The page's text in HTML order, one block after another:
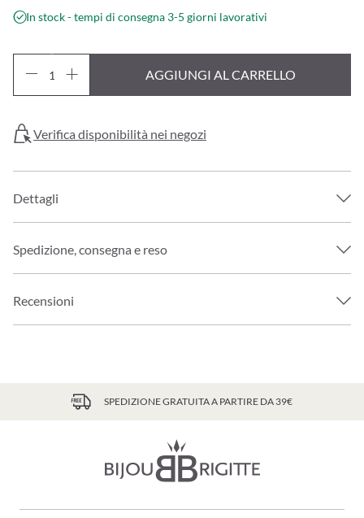
In stock - tempi di consegna 3-5 giorni lavorativi
AGGIUNGI AL CARRELLO
Verifica disponibilità nei negozi
Dettagli
Spedizione, consegna e reso
Recensioni
SPEDIZIONE GRATUITA A PARTIRE DA 39€